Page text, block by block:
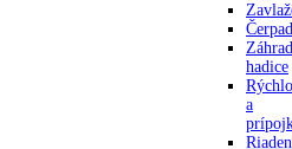
hadice
a